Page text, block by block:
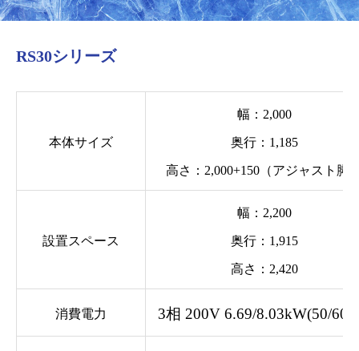
RS30シリーズ
本体サイズ
幅：2,000
奥行：1,185
高さ：2,000+150（アジャスト脚
設置スペース
幅：2,200
奥行：1,915
高さ：2,420
消費電力 3相 200V 6.69/8.03kW(50/